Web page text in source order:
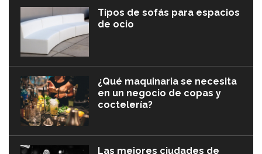
Tipos de sofás para espacios
de ocio
¿Qué maquinaria se necesita
en un negocio de copas y
coctelería?
Las mejores ciudades de